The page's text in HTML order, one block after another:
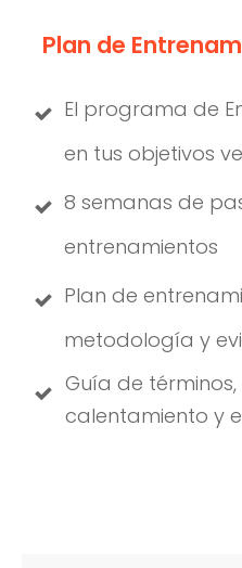
Plan de
El programa de
en tus objetivos
8 semanas de
entrenamientos
Plan de
metodología y
Guía de
calentamiento y